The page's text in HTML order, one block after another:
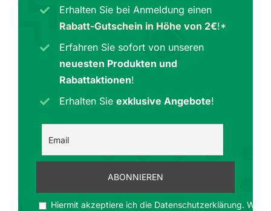
Erhalten Sie bei Anmeldung einen
Rabatt-Gutschein in Höhe von 2€!*
Erfahren Sie sofort von unseren
neuesten Produkten und
Rabattaktionen!
Erhalten Sieexklusive Angebote!
Hiermit akzeptiere ich die Datenschutzerklärung. Wir